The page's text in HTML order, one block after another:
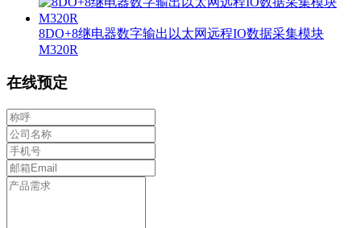
8DO+8继电器数字输出以太网远程IO数据采集模块
M320R
在线预定